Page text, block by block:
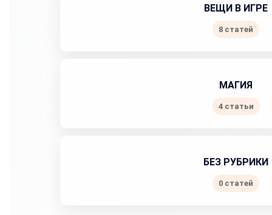
ВЕЩИ В ИГРЕ
8 статей
МАГИЯ
4 статьи
БЕЗ РУБРИКИ
0 статей